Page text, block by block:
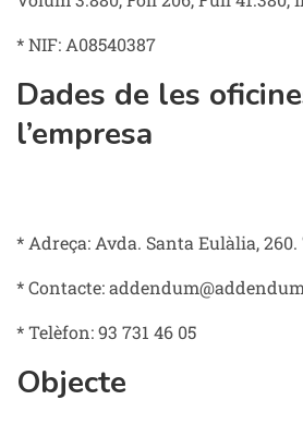
* NIF: A08540387
Dades de les
l’empresa
* Adreça: Avda. Santa Eulàlia, 260.
* Contacte:
* Telèfon: 93 731 46 05
Objecte